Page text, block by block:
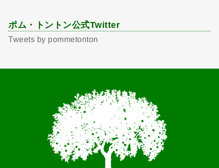
ポム・トントン公式Twitter
Tweets by pommetonton